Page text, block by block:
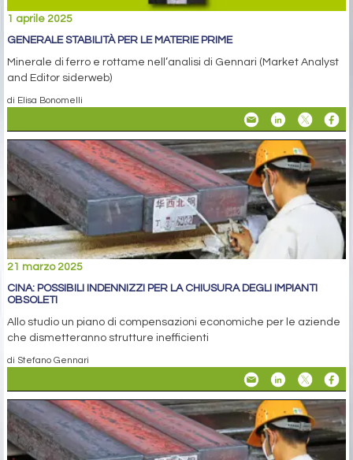
1 aprile 2025
GENERALE STABILITÀ PER LE MATERIE PRIME
Minerale di ferro e rottame nell’analisi di Gennari (Market Analyst
and Editor siderweb)
di Elisa Bonomelli
21 marzo 2025
CINA: POSSIBILI INDENNIZZI PER LA CHIUSURA DEGLI IMPIANTI
OBSOLETI
Allo studio un piano di compensazioni economiche per le aziende
che dismetteranno strutture inefficienti
di Stefano Gennari